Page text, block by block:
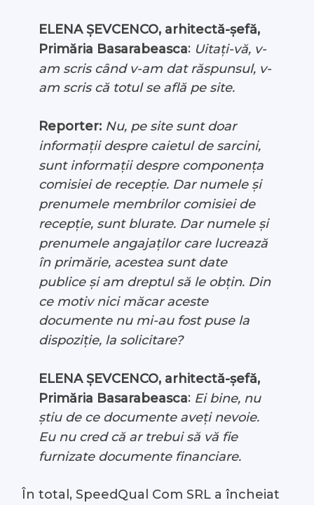
ELENA ȘEVCENCO, arhitectă-șefă,
Primăria Basarabeasca: Uitați-vă, v-
am scris când v-am dat răspunsul, v-
am scris că totul se află pe site.
Reporter: Nu, pe site sunt doar
informații despre caietul de sarcini,
sunt informații despre componența
comisiei de recepție. Dar numele și
prenumele membrilor comisiei de
recepție, sunt blurate. Dar numele și
prenumele angajaților care lucrează
în primărie, acestea sunt date
publice și am dreptul să le obțin. Din
ce motiv nici măcar aceste
documente nu mi-au fost puse la
dispoziție, la solicitare?
ELENA ȘEVCENCO, arhitectă-șefă,
Primăria Basarabeasca: Ei bine, nu
știu de ce documente aveți nevoie.
Eu nu cred că ar trebui să vă fie
furnizate documente financiare.
În total, SpeedQual Com SRL a încheiat